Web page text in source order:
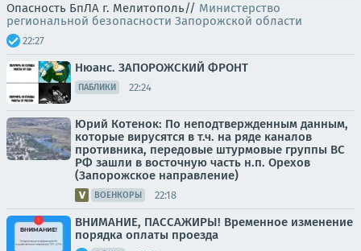
Опасность БпЛА г. Мелитополь// Министерство
региональной безопасности Запорожской области
22:27
Нюанс. ЗАПОРОЖСКИЙ ФРОНТ
ПАБЛИКИ 22:24
Юрий Котенок: По неподтвержденным данным,
которые вирусятся в т.ч. на ряде каналов
противника, передовые штурмовые группы ВС
РФ зашли в восточную часть н.п. Орехов
(Запорожское направление)
ВОЕНКОРЫ 22:18
ВНИМАНИЕ, ПАССАЖИРЫ! Временное изменение
порядка оплаты проезда